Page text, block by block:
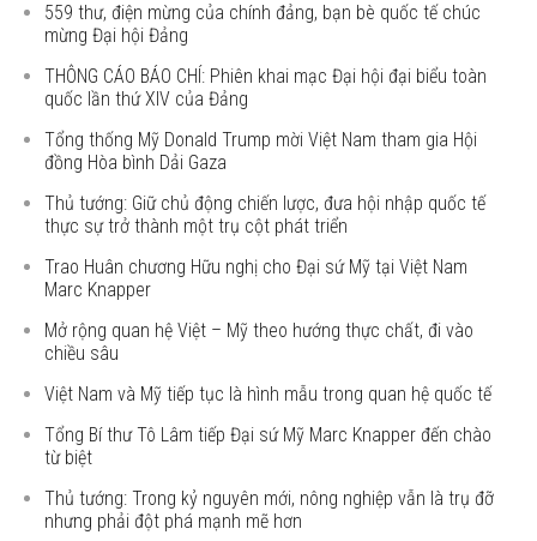
559 thư, điện mừng của chính đảng, bạn bè quốc tế chúc
mừng Đại hội Đảng
THÔNG CÁO BÁO CHÍ: Phiên khai mạc Đại hội đại biểu toàn
quốc lần thứ XIV của Đảng
Tổng thống Mỹ Donald Trump mời Việt Nam tham gia Hội
đồng Hòa bình Dải Gaza
Thủ tướng: Giữ chủ động chiến lược, đưa hội nhập quốc tế
thực sự trở thành một trụ cột phát triển
Trao Huân chương Hữu nghị cho Đại sứ Mỹ tại Việt Nam
Marc Knapper
Mở rộng quan hệ Việt – Mỹ theo hướng thực chất, đi vào
chiều sâu
Việt Nam và Mỹ tiếp tục là hình mẫu trong quan hệ quốc tế
Tổng Bí thư Tô Lâm tiếp Đại sứ Mỹ Marc Knapper đến chào
từ biệt
Thủ tướng: Trong kỷ nguyên mới, nông nghiệp vẫn là trụ đỡ
nhưng phải đột phá mạnh mẽ hơn